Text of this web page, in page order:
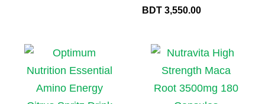
BDT 3,550.00